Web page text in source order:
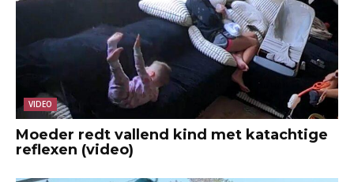
VIDEO
Moeder redt vallend kind met katachtige
reflexen (video)